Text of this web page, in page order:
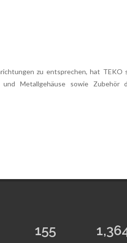
zu entsprechen, hat TEKO
Metallgehäuse sowie Zubehör
155